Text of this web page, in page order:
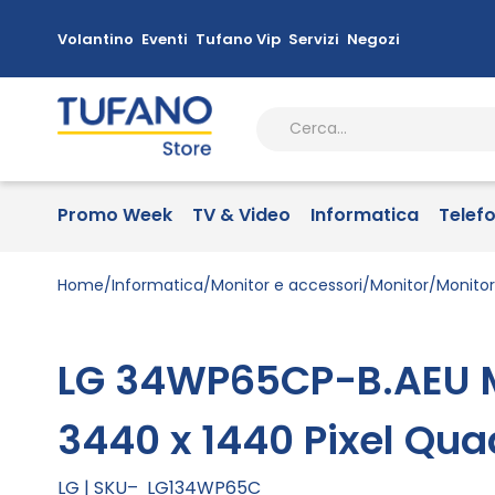
Volantino Eventi Tufano Vip Servizi Negozi
Promo Week TV & Video Informatica
Home Informatica Monitor e accessori Monitor
LG 34WP65CP-
3440 x 1440 Pixel
LG SKU LG134WP65C